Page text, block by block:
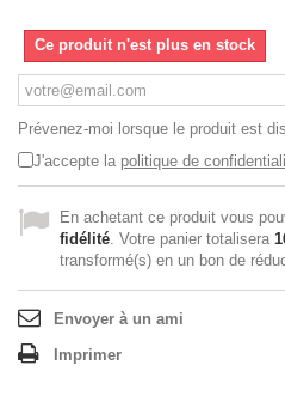
Ce produit n'est plus en stock
Prévenez-moi lorsque le produit est
J'accepte la politique de
En achetant ce produit vous
fidélité. Votre panier totalisera
transformé(s) en un bon de
Envoyer à un ami
Imprimer